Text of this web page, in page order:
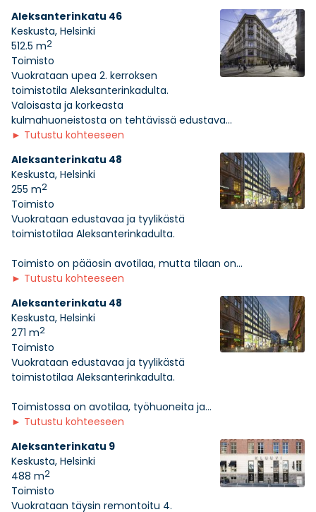
Aleksanterinkatu 46
Keskusta, Helsinki
512.5 m2
Toimisto
Vuokrataan upea 2. kerroksen
toimistotila Aleksanterinkadulta.
Valoisasta ja korkeasta
kulmahuoneistosta on tehtävissä edustava...
► Tutustu kohteeseen
Aleksanterinkatu 48
Keskusta, Helsinki
255 m2
Toimisto
Vuokrataan edustavaa ja tyylikästä
toimistotilaa Aleksanterinkadulta.
Toimisto on pääosin avotilaa, mutta tilaan on...
► Tutustu kohteeseen
Aleksanterinkatu 48
Keskusta, Helsinki
271 m2
Toimisto
Vuokrataan edustavaa ja tyylikästä
toimistotilaa Aleksanterinkadulta.
Toimistossa on avotilaa, työhuoneita ja...
► Tutustu kohteeseen
Aleksanterinkatu 9
Keskusta, Helsinki
488 m2
Toimisto
Vuokrataan täysin remontoitu 4.